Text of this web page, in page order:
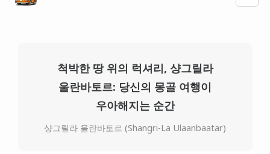
프랑스
척박한 땅 위의 럭셔리, 샹그릴라
울란바토르: 당신의 몽골 여행이
우아해지는 순간
샹그릴라 울란바토르 (Shangri-La Ulaanbaatar)